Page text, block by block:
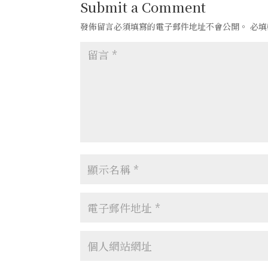
Submit a Comment
發佈留言必須填寫的電子郵件地址不會公開。 必